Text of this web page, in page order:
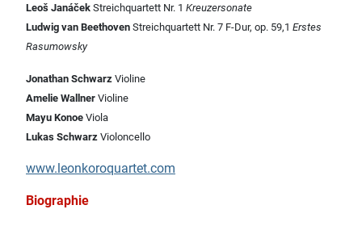
Leoš Janáček Streichquartett Nr. 1 Kreuzersonate
Ludwig van Beethoven Streichquartett Nr. 7 F-Dur, op. 59,1 Erstes
Rasumowsky
Jonathan Schwarz Violine
Amelie Wallner Violine
Mayu Konoe Viola
Lukas Schwarz Violoncello
www.leonkoroquartet.com
Biographie